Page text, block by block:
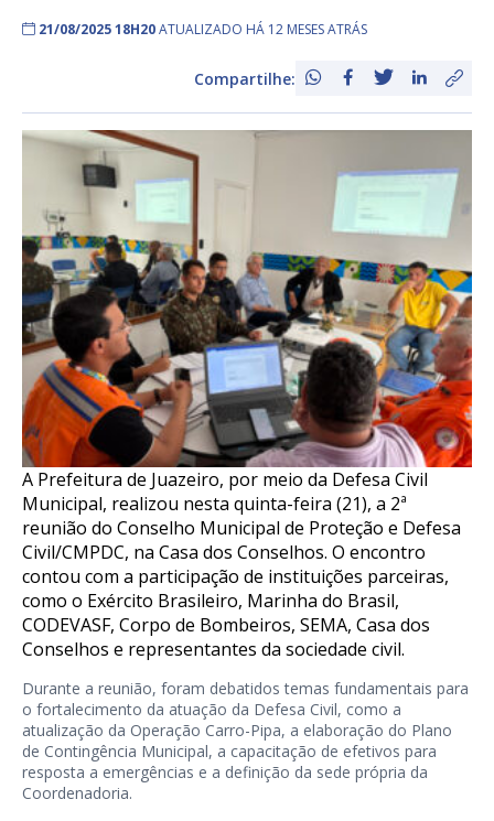
21/08/2025 18H20ATUALIZADO HÁ 12 MESES ATRÁS
Compartilhe:
A Prefeitura de Juazeiro, por meio da Defesa Civil
Municipal, realizou nesta quinta-feira (21), a 2ª
reunião do Conselho Municipal de Proteção e Defesa
Civil/CMPDC, na Casa dos Conselhos. O encontro
contou com a participação de instituições parceiras,
como o Exército Brasileiro, Marinha do Brasil,
CODEVASF, Corpo de Bombeiros, SEMA, Casa dos
Conselhos e representantes da sociedade civil.
Durante a reunião, foram debatidos temas fundamentais para
o fortalecimento da atuação da Defesa Civil, como a
atualização da Operação Carro-Pipa, a elaboração do Plano
de Contingência Municipal, a capacitação de efetivos para
resposta a emergências e a definição da sede própria da
Coordenadoria.